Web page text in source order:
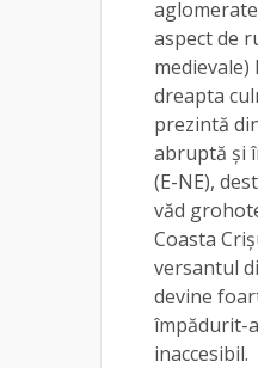
aspect de
medievale)
dreapta
prezintă
abruptă și
(E-NE),
văd
Coasta
versantul
devine
împădurit-
inaccesibil.